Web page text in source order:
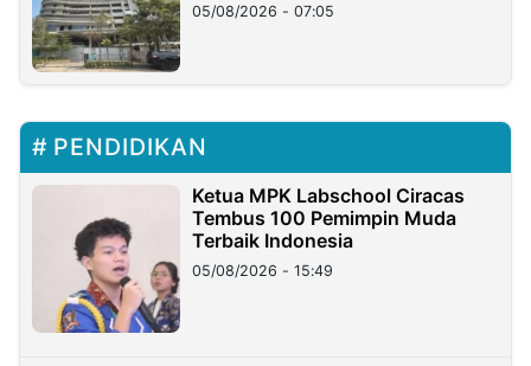
05/08/2026 - 07:05
PENDIDIKAN
Ketua MPK Labschool Ciracas
Tembus 100 Pemimpin Muda
Terbaik Indonesia
05/08/2026 - 15:49